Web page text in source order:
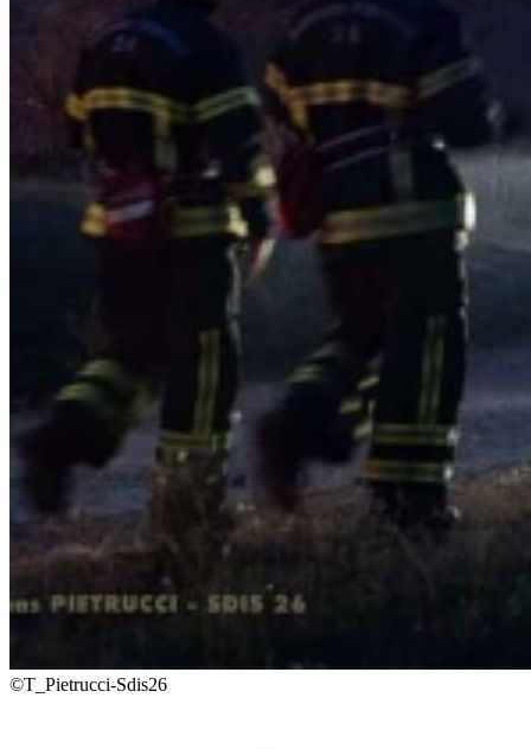
©T_Pietrucci-Sdis26